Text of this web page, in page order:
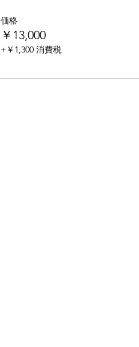
価格
￥13,000
+￥1,300 消費税